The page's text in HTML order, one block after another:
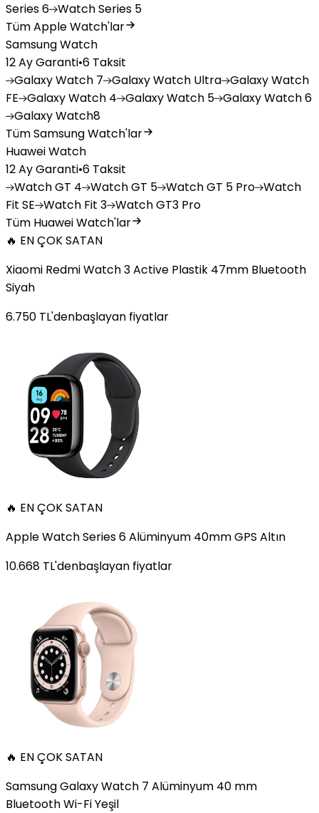
Series 6 WatchSeries 5
Tüm Apple Watch'lar
Samsung Watch
12 Ay Garanti•6 Taksit
GalaxyWatch 7 GalaxyWatch Ultra GalaxyWatch
FE GalaxyWatch 4 GalaxyWatch 5 GalaxyWatch 6
GalaxyWatch8
Tüm Samsung Watch'lar
Huawei Watch
12 Ay Garanti•6 Taksit
WatchGT 4 WatchGT 5 WatchGT 5 Pro Watch
Fit SE Watch Fit 3 WatchGT3 Pro
Tüm Huawei Watch'lar
🔥 EN ÇOK SATAN
Xiaomi Redmi Watch 3 Active Plastik 47mm Bluetooth
Siyah
6.750 TL'denbaşlayan fiyatlar
🔥 EN ÇOK SATAN
Apple Watch Series 6 Alüminyum 40mm GPS Altın
10.668 TL'denbaşlayan fiyatlar
🔥 EN ÇOK SATAN
Samsung Galaxy Watch 7 Alüminyum 40 mm
Bluetooth Wi-Fi Yeşil